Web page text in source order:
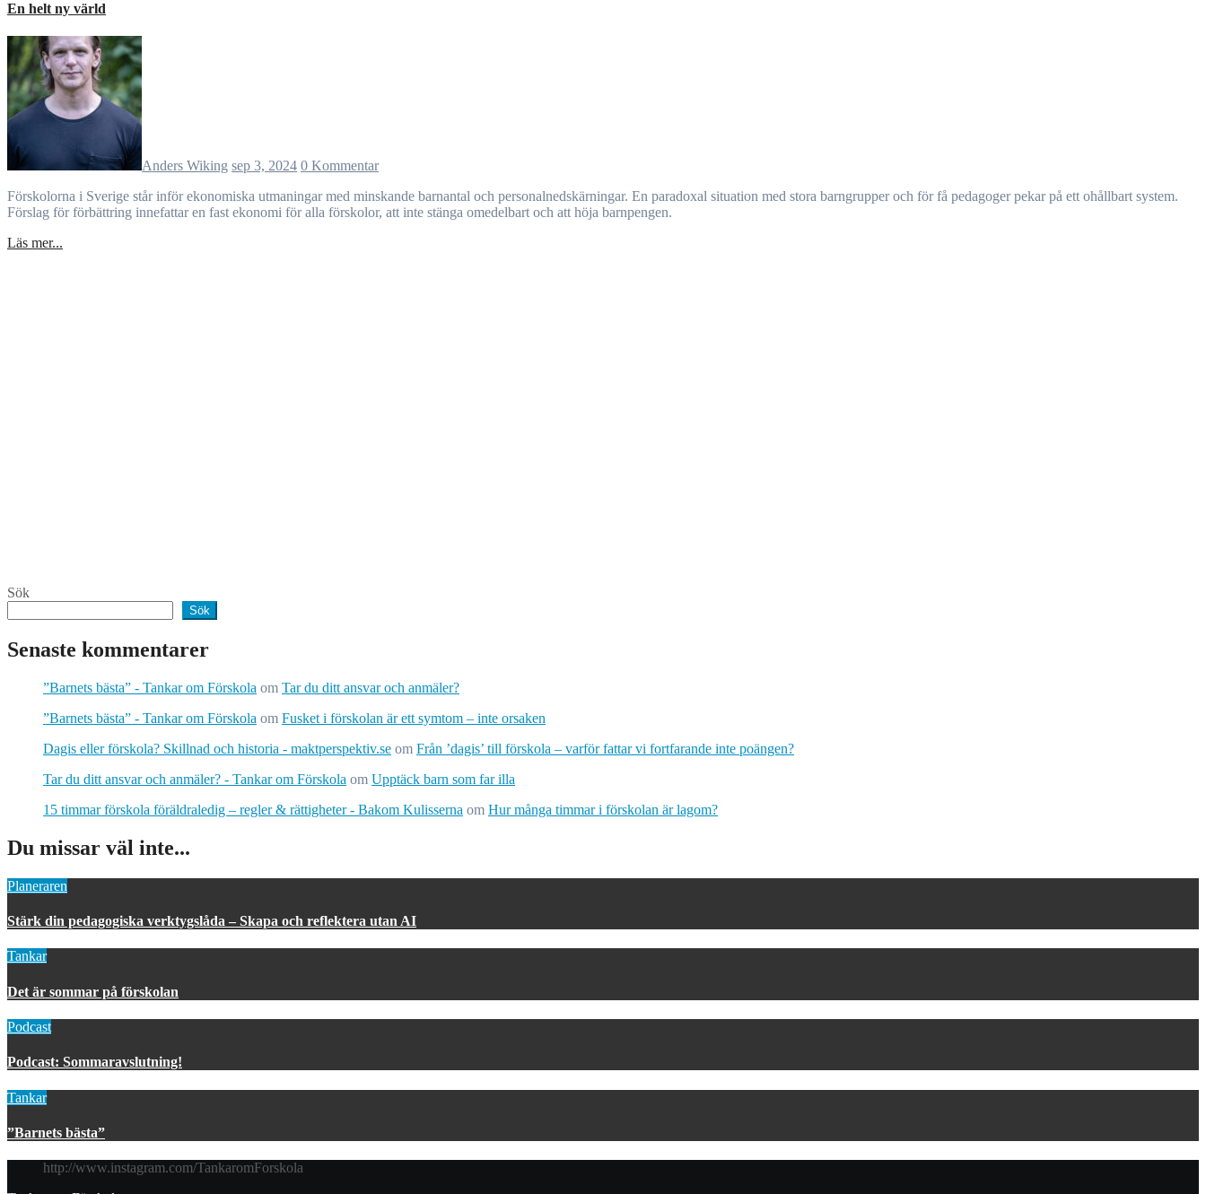
En helt ny värld
Anders Wiking sep 3, 2024 0 Kommentar
Förskolorna i Sverige står inför ekonomiska utmaningar med minskande barnantal och personalnedskärningar. En paradoxal situation med stora barngrupper och för få pedagoger pekar på ett ohållbart system.
Förslag för förbättring innefattar en fast ekonomi för alla förskolor, att inte stänga omedelbart och att höja barnpengen.
Läs mer...
Sök
Sök
Senaste kommentarer
”Barnets bästa” - Tankar om Förskola om Tar du ditt ansvar och anmäler?
”Barnets bästa” - Tankar om Förskola om Fusket i förskolan är ett symtom – inte orsaken
Dagis eller förskola? Skillnad och historia - maktperspektiv.se om Från ’dagis’ till förskola – varför fattar vi fortfarande inte poängen?
Tar du ditt ansvar och anmäler? - Tankar om Förskola om Upptäck barn som far illa
15 timmar förskola föräldraledig – regler & rättigheter - Bakom Kulisserna om Hur många timmar i förskolan är lagom?
Du missar väl inte...
Planeraren
Stärk din pedagogiska verktygslåda – Skapa och reflektera utan AI
Tankar
Det är sommar på förskolan
Podcast
Podcast: Sommaravslutning!
Tankar
”Barnets bästa”
http://www.instagram.com/TankaromForskola